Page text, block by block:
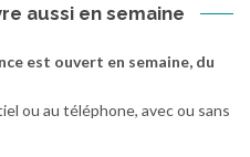
aussi en semaine
est ouvert en semaine, du
ou au téléphone, avec ou sans